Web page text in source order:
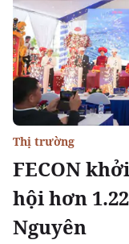
FECON
hội hơn
Nguyên
Thị trường